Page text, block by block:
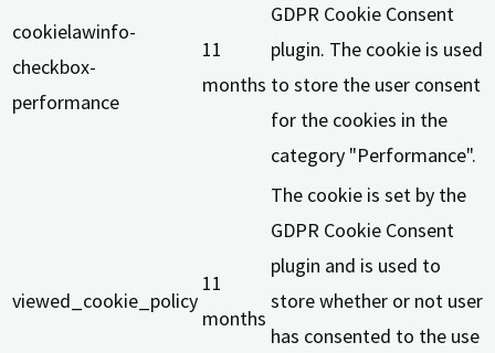
cookielawinfo-
checkbox-
performance
11
months
GDPR Cookie Consent
plugin. The cookie is used
to store the user consent
for the cookies in the
category "Performance".
viewed_cookie_policy
11
months
The cookie is set by the
GDPR Cookie Consent
plugin and is used to
store whether or not user
has consented to the use